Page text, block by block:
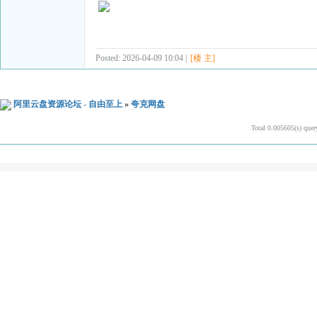
Posted: 2026-04-09 10:04 | [楼 主]
阿里云盘资源论坛 - 自由至上 » 夸克网盘
Total 0.005605(s)